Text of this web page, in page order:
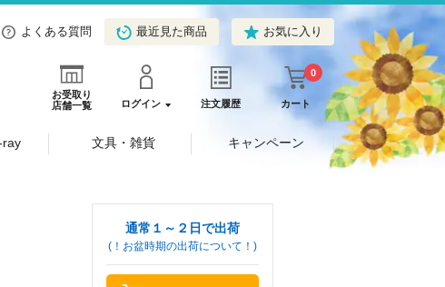
よくある質問 最近見た商品 お気に入り
お受取り
店舗一覧
ログイン 注文履歴 カート
0
ray 文具・雑貨 キャンペーン
通常１～２日で出荷
(！お盆時期の出荷について！)